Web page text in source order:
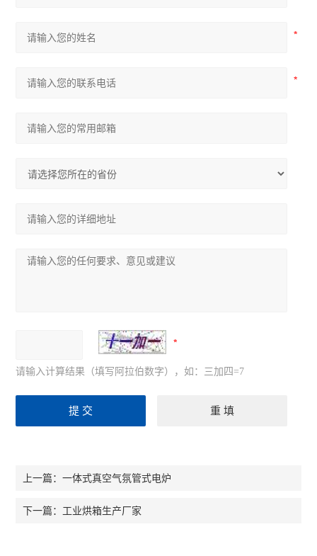
请输入计算结果（填写阿拉伯数字），如：三加四=7
上一篇：一体式真空气氛管式电炉
下一篇： 工业烘箱生产厂家